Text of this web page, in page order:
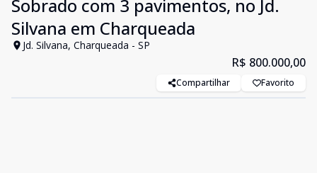
Sobrado com 3 pavimentos, no Jd.
Silvana em Charqueada
Jd. Silvana, Charqueada - SP
R$ 800.000,00
Compartilhar Favorito